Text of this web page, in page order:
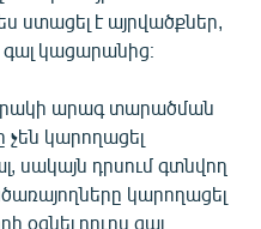
ստացել է այրվածքներ,
կացարանից։
արագ տարածման
կարողացել
սակայն դրսում գտնվող
կարողացել
օգնել դուրս գալ